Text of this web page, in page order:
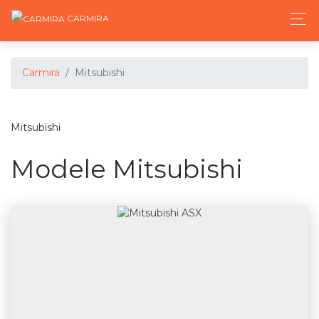
CARMIRA
Carmira Mitsubishi
Mitsubishi
Modele Mitsubishi